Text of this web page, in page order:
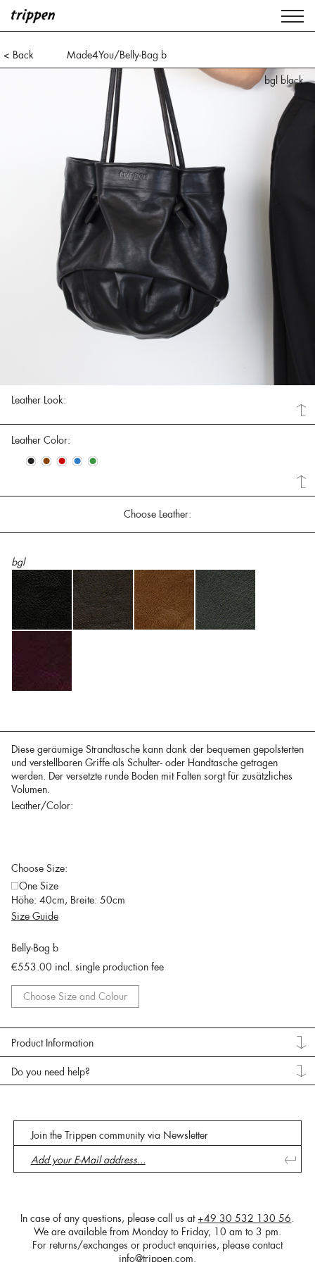
< Back
Made4You/Belly-Bag b
bgl black
Leather Look:
Leather Color:
• • • • •
Choose Leather:
bgl
Diese geräumige Strandtasche kann dank der bequemen gepolsterten
und verstellbaren Griffe als Schulter- oder Handtasche getragen
werden. Der versetzte runde Boden mit Falten sorgt für zusätzliches
Volumen.
Leather/Color:
Choose Size:
One Size
Höhe: 40cm, Breite: 50cm
Size Guide
Belly-Bag b
€553.00 incl. single production fee
Choose Size and Colour
Product Information
Do you need help?
Join the Trippen community via Newsletter
In case of any questions, please call us at +49 30 532 130 56.
We are available from Monday to Friday, 10 am to 3 pm.
For returns/exchanges or product enquiries, please contact
info@trippen.com.